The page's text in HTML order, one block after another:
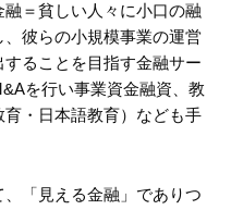
＝貧しい人々に小口の融
彼らの小規模事業の運営
ることを目指す金融サー
を行い事業資金融資、教
・日本語教育）なども手
「見える金融」でありつ